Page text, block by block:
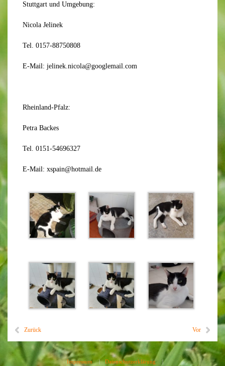
Stuttgart und Umgebung:
Nicola Jelinek
Tel. 0157-88750808
E-Mail: jelinek.nicola@googlemail.com
Rheinland-Pfalz:
Petra Backes
Tel. 0151-54696327
E-Mail: xspain@hotmail.de
Zurück Vor
Impressum | Datenschutzerklärung |